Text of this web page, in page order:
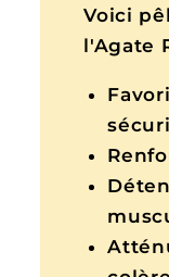
Voici
l'Agate